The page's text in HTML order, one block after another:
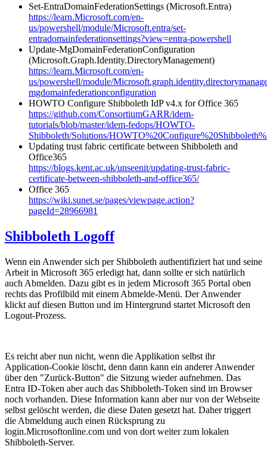
Set-EntraDomainFederationSettings (Microsoft.Entra)
https://learn.Microsoft.com/en-
us/powershell/module/Microsoft.entra/set-
entradomainfederationsettings?view=entra-powershell
Update-MgDomainFederationConfiguration
(Microsoft.Graph.Identity.DirectoryManagement)
https://learn.Microsoft.com/en-
us/powershell/module/
mgdomainfederationconfiguration
HOWTO Configure Shibboleth IdP v4.x for Office 365
https://github.com/ConsortiumGARR/idem-
tutorials/blob/master/idem-fedops/HOWTO-
Shibboleth/Solutions/
Updating trust fabric certificate between Shibboleth and
Office365
https://blogs.kent.ac.uk/unseenit/updating-trust-fabric-
certificate-between-shibboleth-and-office365/
Office 365
https://wiki.sunet.se/pages/viewpage.action?
pageId=28966981
Shibboleth Logoff
Wenn ein Anwender sich per Shibboleth authentifiziert hat und seine
Arbeit in Microsoft 365 erledigt hat, dann sollte er sich natürlich
auch Abmelden. Dazu gibt es in jedem Microsoft 365 Portal oben
rechts das Profilbild mit einem Abmelde-Menü. Der Anwender
klickt auf diesen Button und im Hintergrund startet Microsoft den
Logout-Prozess.
Es reicht aber nun nicht, wenn die Applikation selbst ihr
Application-Cookie löscht, denn dann kann ein anderer Anwender
über den "Zurück-Button" die Sitzung wieder aufnehmen. Das
Entra ID-Token aber auch das Shibboleth-Token sind im Browser
noch vorhanden. Diese Information kann aber nur von der Webseite
selbst gelöscht werden, die diese Daten gesetzt hat. Daher triggert
die Abmeldung auch einen Rücksprung zu
login.Microsoftonline.com und von dort weiter zum lokalen
Shibboleth-Server.